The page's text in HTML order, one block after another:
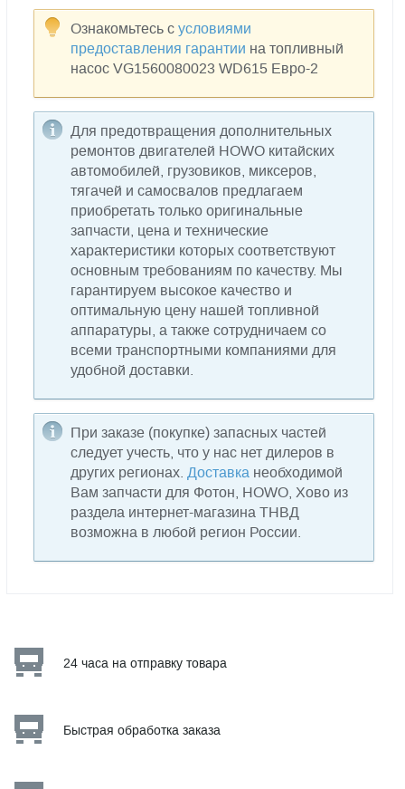
Ознакомьтесь сусловиями
предоставления гарантии на топливный
насос VG1560080023 WD615 Евро-2
Для предотвращения дополнительных
ремонтов двигателей HOWO китайских
автомобилей, грузовиков, миксеров,
тягачей и самосвалов предлагаем
приобретать только оригинальные
запчасти, цена и технические
характеристики которых соответствуют
основным требованиям по качеству. Мы
гарантируем высокое качество и
оптимальную цену нашей топливной
аппаратуры, а также сотрудничаем со
всеми транспортными компаниями для
удобной доставки.
При заказе (покупке) запасных частей
следует учесть, что у нас нет дилеров в
других регионах.Доставка необходимой
Вам запчасти для Фотон, HOWO, Хово из
раздела интернет-магазина ТНВД
возможна в любой регион России.
24 часа на отправку товара
Быстрая обработка заказа